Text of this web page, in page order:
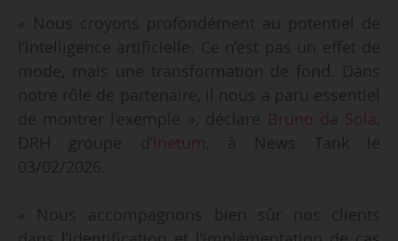
« Nous croyons profondément au potentiel de
l’intelligence artificielle. Ce n’est pas un effet de
mode, mais une transformation de fond. Dans
notre rôle de partenaire, il nous a paru essentiel
de montrer l’exemple », déclare Bruno da Sola,
DRH groupe d’Inetum, à News Tank le
03/02/2026.
« Nous accompagnons bien sûr nos clients